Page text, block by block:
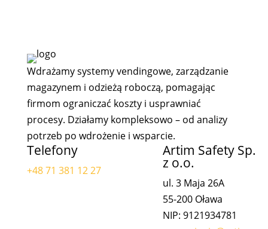
Wdrażamy systemy vendingowe, zarządzanie
magazynem i odzieżą roboczą, pomagając
firmom ograniczać koszty i usprawniać
procesy. Działamy kompleksowo – od analizy
potrzeb po wdrożenie i wsparcie.
Telefony
+48 71 381 12 27
Artim Safety Sp.
z o.o.
ul. 3 Maja 26A
55-200 Oława
NIP: 9121934781